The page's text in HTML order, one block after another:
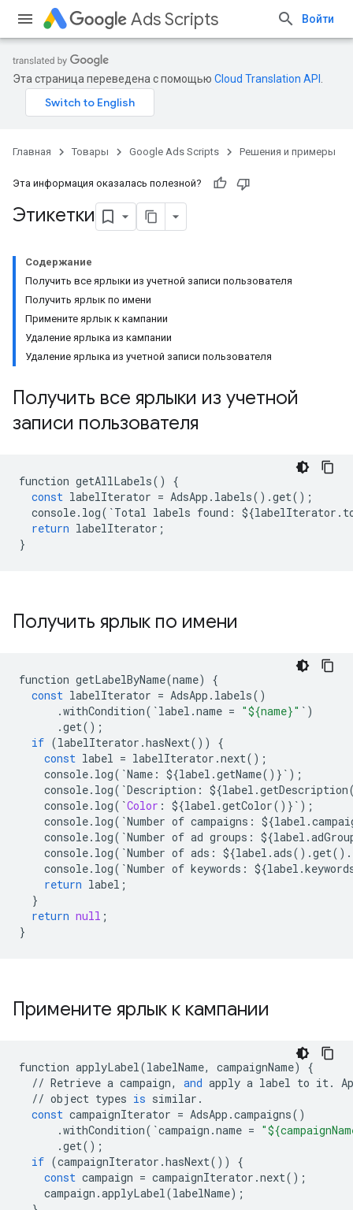
Ads Scripts Войти
Эта страница переведена с помощью Cloud Translation API
Главная Товары Google Ads Scripts Решения и примеры
Эта информация оказалась полезной?
Этикетки
Содержание
Получить все ярлыки из учетной записи пользователя
Получить ярлык по имени
Примените ярлык к кампании
Удаление ярлыка из кампании
Удаление ярлыка из учетной записи пользователя
Получить все ярлыки из учетной
записи пользователя
function getAllLabels()
{
const labelIterator = AdsApp . labels() .get();
console. log( `Total labels found : ${labelIterator .
return labelIterator ;
}
Получить ярлык по имени
function getLabelByName(name)
{
const labelIterator = AdsApp . labels()
.withCondition( `label .name = "${name}" ` )
.get();
if (labelIterator .hasNext())
{
const label = labelIterator .next();
console. log( `Name : ${label .getName()} ` );
console. log( `Description : ${label .getDescription
console. log( `Color : ${label .getColor()} ` );
console. log( `Number of campaigns : ${label .
console. log( `Number of ad groups : ${label .
console. log( `Number of ads : ${label .ads() .get() .
console. log( `Number of keywords : ${label .
return label ;
}
return null ;
}
Примените ярлык к кампании
function applyLabel(labelName, campaignName)
{
// Retrieve a campaign, and apply a label to it.
// object types is similar .
const campaignIterator = AdsApp .campaigns()
.withCondition( `campaign .name =
.get();
if (campaignIterator .hasNext())
{
const campaign = campaignIterator .next();
campaign .applyLabel(labelName);